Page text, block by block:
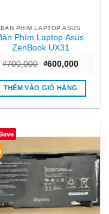
BÀN PHÍM LAPTOP ASUS
Phím Laptop Asus
ZenBook UX31
₫700,000 Giá
là:
₫700,000.
₫600,000Giá
tại
THÊM VÀO GIỎ HÀNG